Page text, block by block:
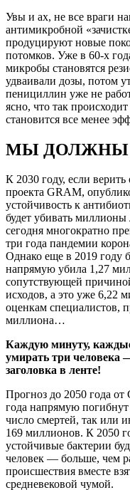
Увы и ах, не все враги
антимикробной
продуцируют новые
потомков. Уже в 60-х
микробы становятся
удваивали дозы, потом
пенициллин уже не
ясно, что так
становится все менее
МЫ ДОЛЖНЫ
К 2030 году, если
проекта GRAM,
устойчивость к
будет убивать
сегодня многократно
три года пандемии
Однако еще в 2019 году
напрямую убила 1,27
сопутствующей
исходов, а это уже 6,22
оценкам специалистов,
миллиона…
Каждую минуту, каждые
умирать три человека
заголовка в ленте!
Прогноз до 2050 года
года напрямую
число смертей, так или
169 миллионов. К 2050
устойчивые бактерии
человек — больше, чем
происшествия вместе
средневековой чумой.